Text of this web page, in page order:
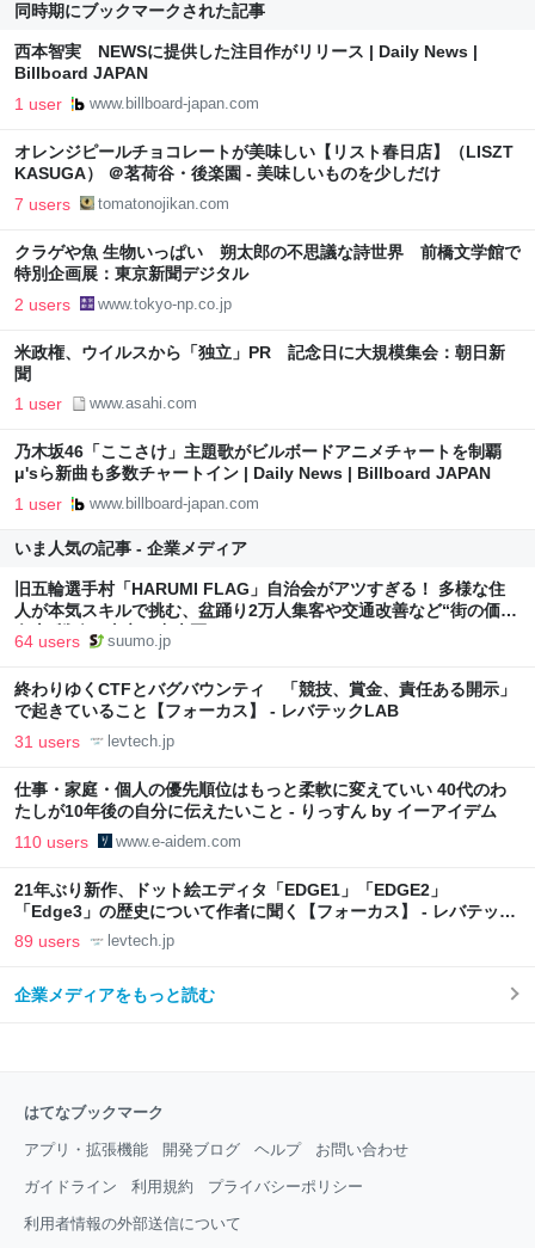
同時期にブックマークされた記事
西本智実 NEWSに提供した注目作がリリース | Daily News |
Billboard JAPAN
1 user www.billboard-japan.com
オレンジピールチョコレートが美味しい【リスト春日店】（LISZT
KASUGA） ＠茗荷谷・後楽園 - 美味しいものを少しだけ
7 users tomatonojikan.com
クラゲや魚 生物いっぱい 朔太郎の不思議な詩世界 前橋文学館で
特別企画展：東京新聞デジタル
2 users www.tokyo-np.co.jp
米政権、ウイルスから「独立」PR 記念日に大規模集会：朝日新
聞
1 user www.asahi.com
乃木坂46「ここさけ」主題歌がビルボードアニメチャートを制覇
μ'sら新曲も多数チャートイン | Daily News | Billboard JAPAN
1 user www.billboard-japan.com
いま人気の記事 - 企業メディア
旧五輪選手村「HARUMI FLAG」自治会がアツすぎる！ 多様な住
人が本気スキルで挑む、盆踊り2万人集客や交通改善など“街の価値
向上”戦略 東京・中央区
64 users suumo.jp
終わりゆくCTFとバグバウンティ 「競技、賞金、責任ある開示」
で起きていること【フォーカス】 - レバテックLAB
31 users levtech.jp
仕事・家庭・個人の優先順位はもっと柔軟に変えていい 40代のわ
たしが10年後の自分に伝えたいこと - りっすん by イーアイデム
110 users www.e-aidem.com
21年ぶり新作、ドット絵エディタ「EDGE1」「EDGE2」
「Edge3」の歴史について作者に聞く【フォーカス】 - レバテック
LAB
89 users levtech.jp
企業メディアをもっと読む
はてなブックマーク
アプリ・拡張機能 開発ブログ ヘルプ お問い合わせ
ガイドライン 利用規約 プライバシーポリシー
利用者情報の外部送信について